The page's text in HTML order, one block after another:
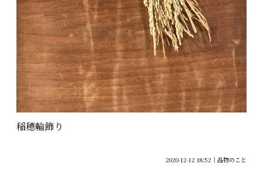
稲穂輪飾り
2020-12-12 18:52 品物のこと